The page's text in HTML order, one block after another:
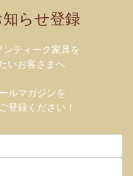
らせ登録
ティーク家具を
いお客さまへ
ルマガジンを
登録ください！